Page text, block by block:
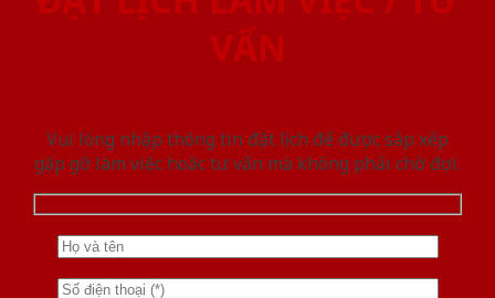
VẤN
Vui lòng nhập thông tin đặt lịch để được sắp xếp
gặp gỡ làm việc hoăc tư vấn mà không phải chờ đợi.